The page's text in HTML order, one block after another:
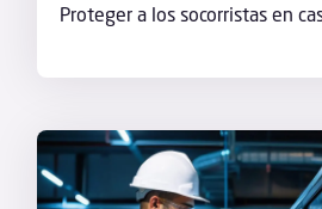
Proteger a los socorristas en